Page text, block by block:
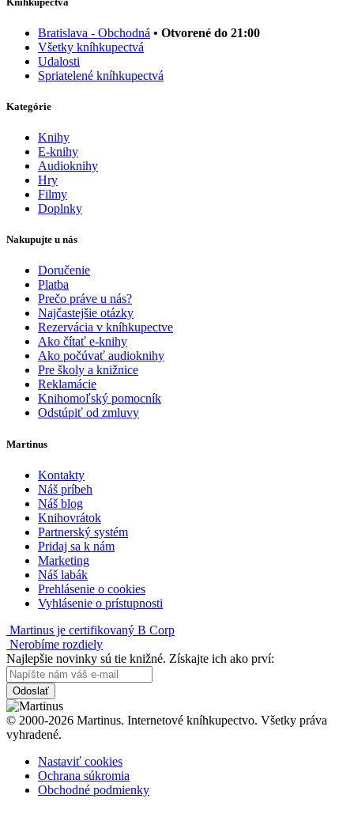
Bratislava - Obchodná • Otvorené do 21:00
Všetky kníhkupectvá
Udalosti
Spriatelené kníhkupectvá
Kategórie
Knihy
E-knihy
Audioknihy
Hry
Filmy
Doplnky
Nakupujte u nás
Doručenie
Platba
Prečo práve u nás?
Najčastejšie otázky
Rezervácia v kníhkupectve
Ako čítať e-knihy
Ako počúvať audioknihy
Pre školy a knižnice
Reklamácie
Knihomoľský pomocník
Odstúpiť od zmluvy
Martinus
Kontakty
Náš príbeh
Náš blog
Knihovrátok
Partnerský systém
Pridaj sa k nám
Marketing
Náš labák
Prehlásenie o cookies
Vyhlásenie o prístupnosti
Martinus je certifikovaný B Corp
Nerobíme rozdiely
Najlepšie novinky sú tie knižné. Získajte ich ako prví:
Odoslať
© 2000-2026 Martinus. Internetové kníhkupectvo. Všetky práva
vyhradené.
Nastaviť cookies
Ochrana súkromia
Obchodné podmienky